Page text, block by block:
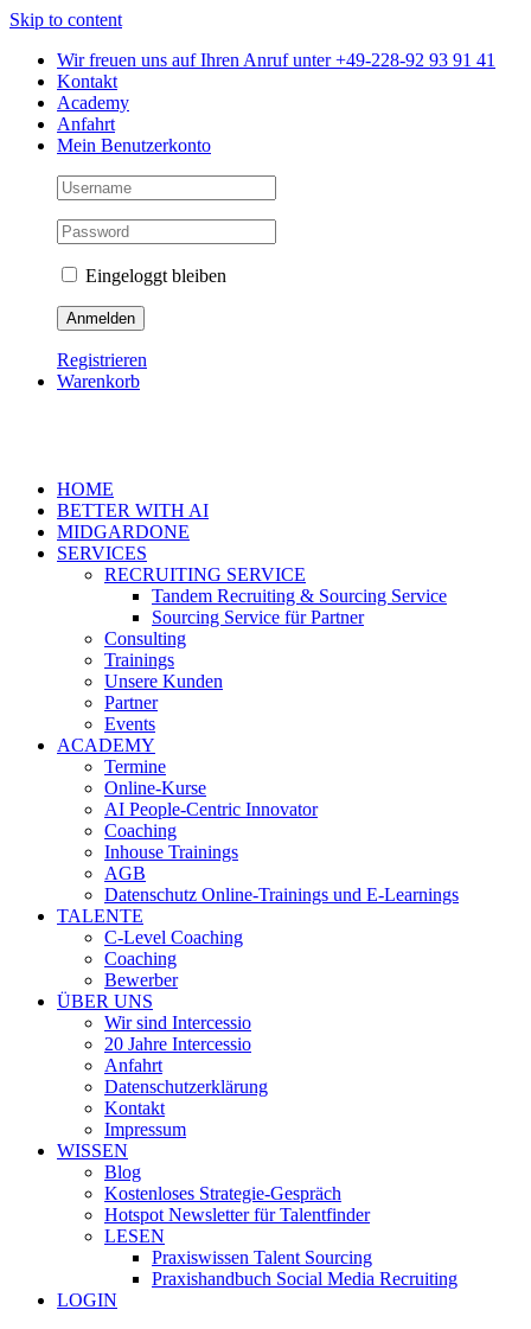
Skip to content
Wir freuen uns auf Ihren Anruf unter +49-228-92 93 91 41
Kontakt
Academy
Anfahrt
Mein Benutzerkonto
Eingeloggt bleiben
Registrieren
Warenkorb
HOME
BETTER WITH AI
MIDGARDONE
SERVICES
RECRUITING SERVICE
Tandem Recruiting & Sourcing Service
Sourcing Service für Partner
Consulting
Trainings
Unsere Kunden
Partner
Events
ACADEMY
Termine
Online-Kurse
AI People-Centric Innovator
Coaching
Inhouse Trainings
AGB
Datenschutz Online-Trainings und E-Learnings
TALENTE
C-Level Coaching
Coaching
Bewerber
ÜBER UNS
Wir sind Intercessio
20 Jahre Intercessio
Anfahrt
Datenschutzerklärung
Kontakt
Impressum
WISSEN
Blog
Kostenloses Strategie-Gespräch
Hotspot Newsletter für Talentfinder
LESEN
Praxiswissen Talent Sourcing
Praxishandbuch Social Media Recruiting
LOGIN